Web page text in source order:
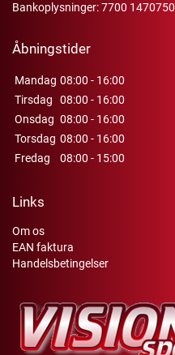
Bankoplysninger: 7700 1470750
Åbningstider
Mandag 08:00 - 16:00
Tirsdag
08:00 - 16:00
Onsdag 08:00 - 16:00
Torsdag 08:00 - 16:00
Fredag
08:00 - 15:00
Links
Om os
EAN faktura
Handelsbetingelser